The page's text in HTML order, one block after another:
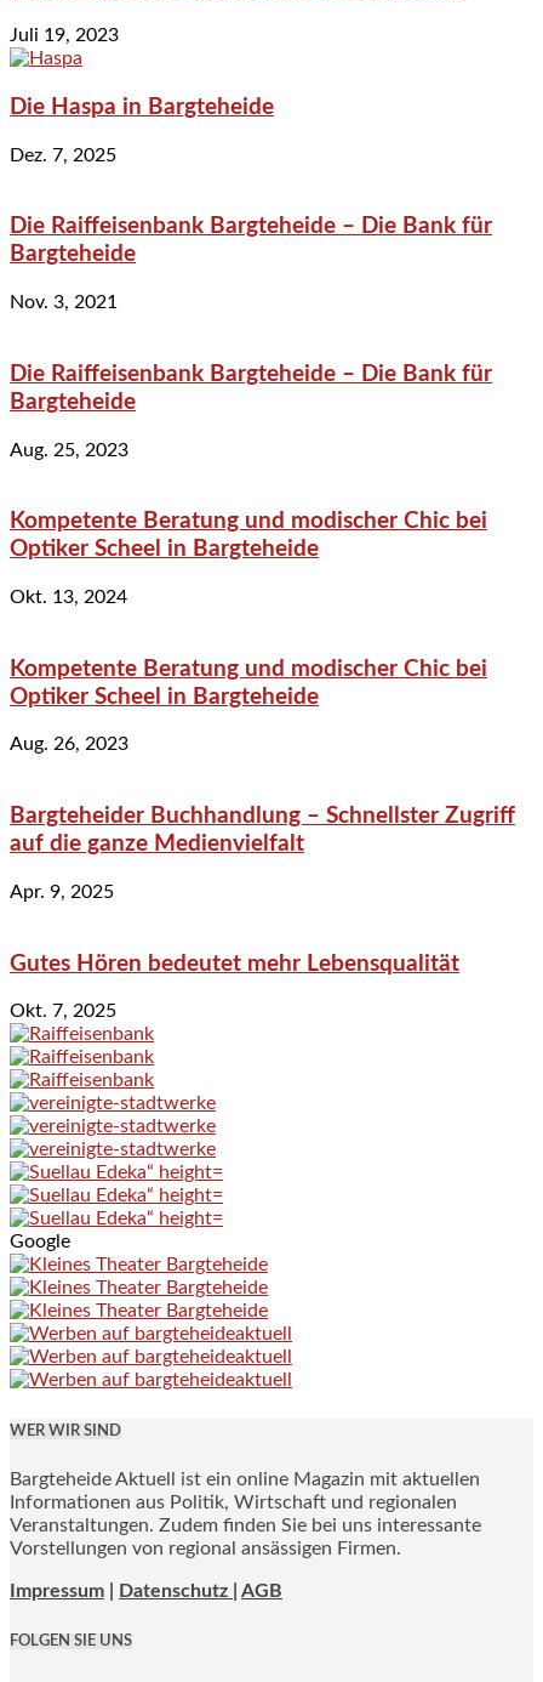
Juli 19, 2023
Die Haspa in Bargteheide
Dez. 7, 2025
Die Raiffeisenbank Bargteheide – Die Bank für
Bargteheide
Nov. 3, 2021
Die Raiffeisenbank Bargteheide – Die Bank für
Bargteheide
Aug. 25, 2023
Kompetente Beratung und modischer Chic bei
Optiker Scheel in Bargteheide
Okt. 13, 2024
Kompetente Beratung und modischer Chic bei
Optiker Scheel in Bargteheide
Aug. 26, 2023
Bargteheider Buchhandlung – Schnellster Zugriff
auf die ganze Medienvielfalt
Apr. 9, 2025
Gutes Hören bedeutet mehr Lebensqualität
Okt. 7, 2025
Google
WER WIR SIND
Bargteheide Aktuell ist ein online Magazin mit aktuellen
Informationen aus Politik, Wirtschaft und regionalen
Veranstaltungen. Zudem finden Sie bei uns interessante
Vorstellungen von regional ansässigen Firmen.
Impressum Datenschutz | AGB
FOLGEN SIE UNS